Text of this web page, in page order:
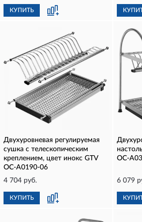
КУПИТЬ
Двухуровневая регулируемая
сушка с телескопическим
креплением, цвет инокс GTV
OC-A0190-06
4 704 руб.
КУПИТЬ
OC-
6 079